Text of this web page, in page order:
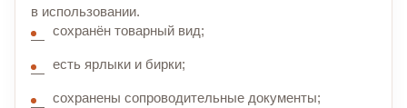
в использовании.
сохранён товарный вид;
есть ярлыки и бирки;
сохранены сопроводительные документы;